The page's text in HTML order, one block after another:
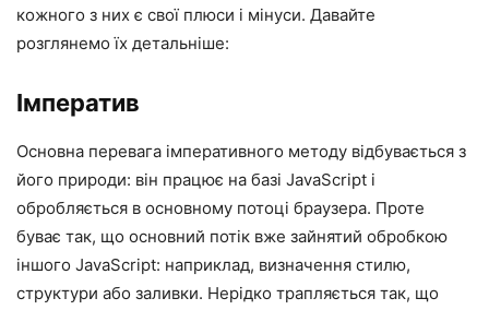
кожного з них є свої плюси і мінуси. Давайте
розглянемо їх детальніше:
Імператив
Основна перевага імперативного методу відбувається з
його природи: він працює на базі JavaScript і
обробляється в основному потоці браузера. Проте
буває так, що основний потік вже зайнятий обробкою
іншого JavaScript: наприклад, визначення стилю,
структури або заливки. Нерідко трапляється так, що